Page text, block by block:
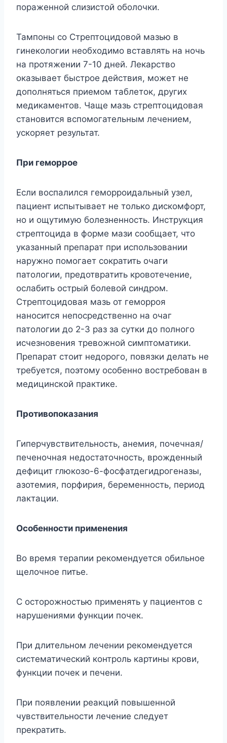
пораженной слизистой оболочки.
Тампоны со Стрептоцидовой мазью в
гинекологии необходимо вставлять на ночь
на протяжении 7-10 дней. Лекарство
оказывает быстрое действия, может не
дополняться приемом таблеток, других
медикаментов. Чаще мазь стрептоцидовая
становится вспомогательным лечением,
ускоряет результат.
При геморрое
Если воспалился геморроидальный узел,
пациент испытывает не только дискомфорт,
но и ощутимую болезненность. Инструкция
стрептоцида в форме мази сообщает, что
указанный препарат при использовании
наружно помогает сократить очаги
патологии, предотвратить кровотечение,
ослабить острый болевой синдром.
Стрептоцидовая мазь от геморроя
наносится непосредственно на очаг
патологии до 2-3 раз за сутки до полного
исчезновения тревожной симптоматики.
Препарат стоит недорого, повязки делать не
требуется, поэтому особенно востребован в
медицинской практике.
Противопоказания
Гиперчувствительность, анемия, почечная/
печеночная недостаточность, врожденный
дефицит глюкозо-6-фосфатдегидрогеназы,
азотемия, порфирия, беременность, период
лактации.
Особенности применения
Во время терапии рекомендуется обильное
щелочное питье.
С осторожностью применять у пациентов с
нарушениями функции почек.
При длительном лечении рекомендуется
систематический контроль картины крови,
функции почек и печени.
При появлении реакций повышенной
чувствительности лечение следует
прекратить.